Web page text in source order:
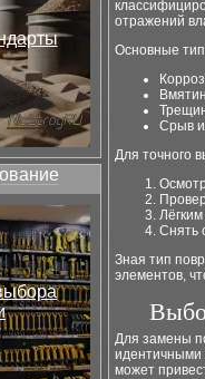
отражений
Основные
Срыв
Для точного
Снять
Зная тип
элементов,
Для замены
идентичными
может